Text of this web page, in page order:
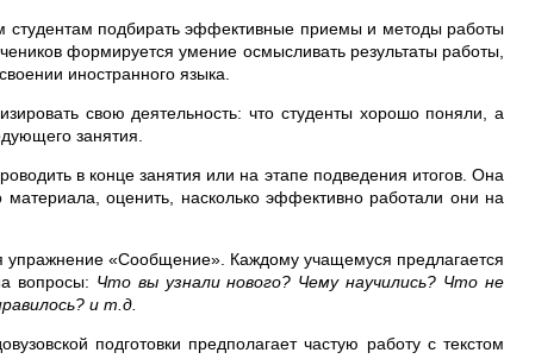
студентам подбирать эффективные приемы и методы работы
формируется умение осмысливать результаты работы,
иностранного языка.
свою деятельность: что студенты хорошо поняли, а
занятия.
в конце занятия или на этапе подведения итогов. Она
материала, оценить, насколько эффективно работали они на
«Сообщение». Каждому учащемуся предлагается
вопросы: Что вы узнали нового? Чему научились? Что не
и т.д.
подготовки предполагает частую работу с текстом